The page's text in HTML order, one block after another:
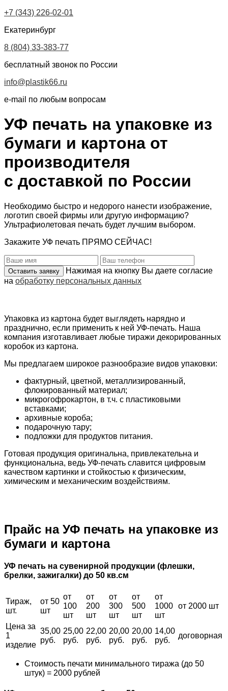
+7 (343) 226-02-01
Екатеринбург
8 (804) 33-383-77
бесплатный звонок по России
info@plastik66.ru
e-mail по любым вопросам
УФ печать на упаковке из
бумаги и картона от
производителя
с доставкой по России
Необходимо быстро и недорого нанести изображение,
логотип своей фирмы или другую информацию?
Ультрафиолетовая печать будет лучшим выбором.
Закажите УФ печать ПРЯМО СЕЙЧАС!
Нажимая на кнопку Вы даете согласие
на обработку персональных данных
Упаковка из картона будет выглядеть нарядно и
празднично, если применить к ней УФ-печать. Наша
компания изготавливает любые тиражи декорированных
коробок из картона.
Мы предлагаем широкое разнообразие видов упаковки:
фактурный, цветной, металлизированный,
флокированный материал;
микрогофрокартон, в т.ч. с пластиковыми
вставками;
архивные короба;
подарочную тару;
подложки для продуктов питания.
Готовая продукция оригинальна, привлекательна и
функциональна, ведь УФ-печать славится цифровым
качеством картинки и стойкостью к физическим,
химическим и механическим воздействиям.
Прайс на УФ печать на упаковке из
бумаги и картона
УФ печать на сувенирной продукции (флешки,
брелки, зажигалки) до 50 кв.см
Тираж,
шт.
от 50
шт
от
100
шт
от
200
шт
от
300
шт
от
500
шт
от
1000
шт
от 2000 шт
Цена за
1
изделие
35,00
руб.
25,00
руб.
22,00
руб.
20,00
руб.
20,00
руб.
14,00
руб.
договорная
Стоимость печати минимального тиража (до 50
штук) = 2000 рублей